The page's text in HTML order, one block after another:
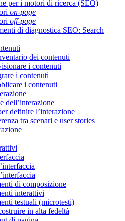
per i motori di ricerca (SEO)
on-page
off-page
di diagnostica SEO: Search
dei contenuti
i contenuti
i contenuti
i contenuti
dell’interazione
definire l’interazione
tra scenari e user stories
di composizione
interattivi
testuali (microtesti)
in alta fedeltà